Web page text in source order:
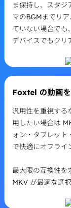
ま保持し、スタジ
マのBGMまでリ
ていない場合でも
デバイスでもクリ
Foxtel の動画
汎用性を重視する
用したい場合は
ォン・タブレット
で快適にオフライ
最大限の互換性を
MKV が最適な選択